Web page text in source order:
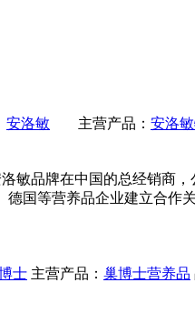
安洛敏 主营产品： 安洛
敏品牌在中国的总经销商
德国等营养品企业建立合
士 主营产品： 巢博士营养品